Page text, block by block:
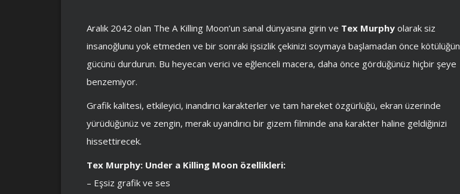
Aralık 2042 olan The A Killing Moon’un sanal dünyasına girin ve Tex Murphy olarak siz
insanoğlunu yok etmeden ve bir sonraki işsizlik çekinizi soymaya başlamadan önce kötülüğün
gücünü durdurun. Bu heyecan verici ve eğlenceli macera, daha önce gördüğünüz hiçbir şeye
benzemiyor.
Grafik kalitesi, etkileyici, inandırıcı karakterler ve tam hareket özgürlüğü, ekran üzerinde
yürüdüğünüz ve zengin, merak uyandırıcı bir gizem filminde ana karakter haline geldiğinizi
hissettirecek.
Tex Murphy: Under a Killing Moon özellikleri:
– Eşsiz grafik ve ses